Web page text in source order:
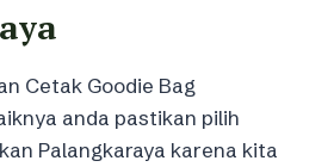
Cetak Goodie Bag
anda pastikan pilih
Palangkaraya karena kita